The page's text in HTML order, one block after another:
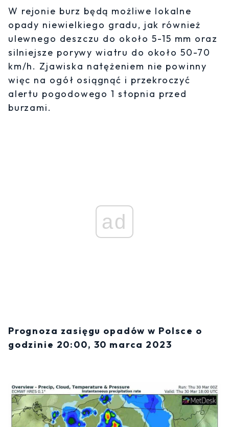
W rejonie burz będą możliwe lokalne
opady niewielkiego gradu, jak również
ulewnego deszczu do około 5-15 mm oraz
silniejsze porywy wiatru do około 50-70
km/h. Zjawiska natężeniem nie powinny
więc na ogół osiągnąć i przekroczyć
alertu pogodowego 1 stopnia przed
burzami.
ad
Prognoza zasięgu opadów w Polsce o
godzinie 20:00, 30 marca 2023